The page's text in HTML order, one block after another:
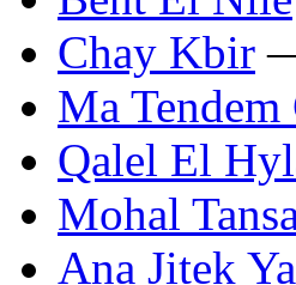
Chay Kbir
Ma
Qalel El
Mohal
Ana Jitek